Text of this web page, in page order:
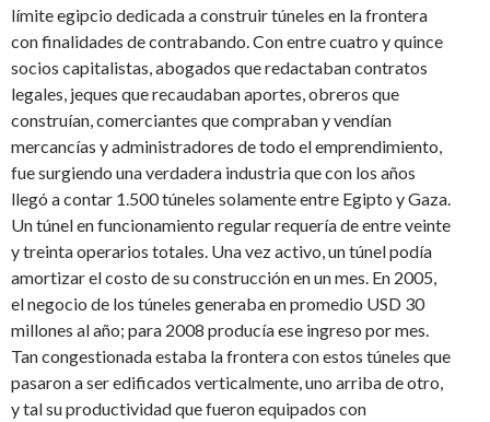
límite egipcio dedicada a construir túneles en la frontera
con finalidades de contrabando. Con entre cuatro y quince
socios capitalistas, abogados que redactaban contratos
legales, jeques que recaudaban aportes, obreros que
construían, comerciantes que compraban y vendían
mercancías y administradores de todo el emprendimiento,
fue surgiendo una verdadera industria que con los años
llegó a contar 1.500 túneles solamente entre Egipto y Gaza.
Un túnel en funcionamiento regular requería de entre veinte
y treinta operarios totales. Una vez activo, un túnel podía
amortizar el costo de su construcción en un mes. En 2005,
el negocio de los túneles generaba en promedio USD 30
millones al año; para 2008 producía ese ingreso por mes.
Tan congestionada estaba la frontera con estos túneles que
pasaron a ser edificados verticalmente, uno arriba de otro,
y tal su productividad que fueron equipados con